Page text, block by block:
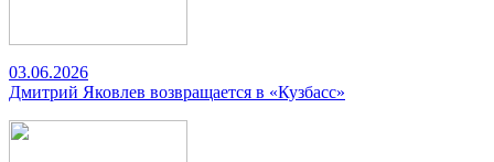
03.06.2026
Дмитрий Яковлев возвращается в «Кузбасс»